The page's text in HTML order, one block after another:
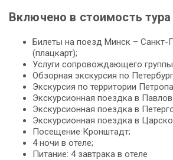
Включено в стоимость тура
Билеты на поезд Минск – Санкт-
(плацкарт);
Услуги сопровождающего
Обзорная экскурсия по
Экскурсия по территории
Экскурсионная поездка в
Экскурсионная поездка в
Экскурсионная поездка в
Посещение Кронштадт;
4 ночи в отеле;
Питание: 4 завтрака в отеле